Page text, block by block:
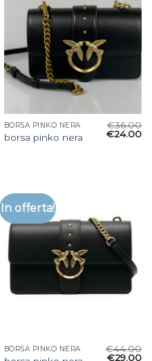
BORSA PINKO NERA
borsa pinko nera
€36.00
€24.00
In offerta!
BORSA PINKO NERA €44.00
€29.00